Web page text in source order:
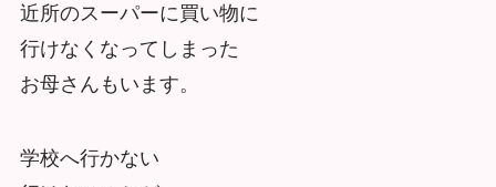
近所のスーパーに買い物に
行けなくなってしまった
お母さんもいます。
学校へ行かない